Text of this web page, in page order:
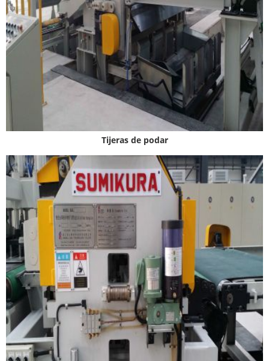
Tijeras de podar